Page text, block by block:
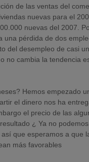
de las ventas del
nuevas para el
nuevas del 2007.
una pérdida de dos
del desempleo de casi
no cambia la tendencia
Hemos empezado
el dinero nos ha
el precio de las
¿ Ya no
que esperamos a que
más favorables